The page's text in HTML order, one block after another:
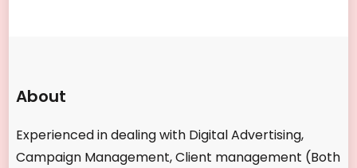
About
Experienced in dealing with Digital Advertising,
Campaign Management, Client management (Both